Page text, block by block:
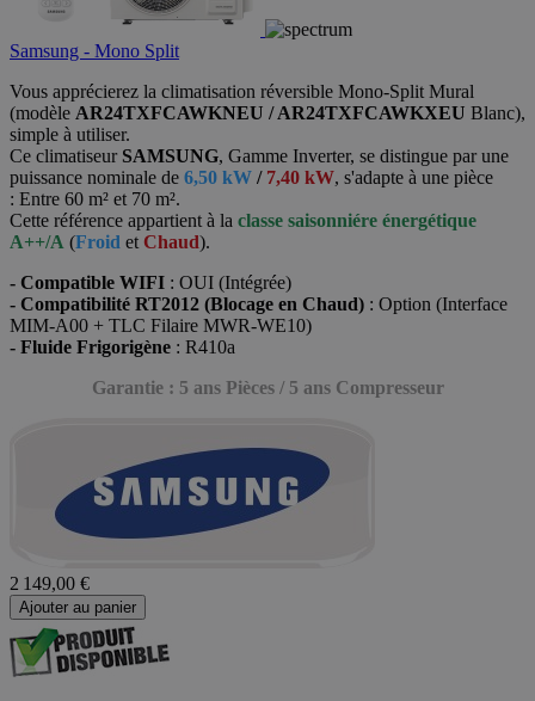
Samsung - Mono Split
Vous apprécierez la climatisation réversible Mono-Split Mural
(modèle AR24TXFCAWKNEU / AR24TXFCAWKXEU Blanc),
simple à utiliser.
Ce climatiseur SAMSUNG, Gamme Inverter, se distingue par une
puissance nominale de 6,50 kW / 7,40 kW, s'adapte à une pièce
: Entre 60 m² et 70 m².
Cette référence appartient à la classe saisonniére énergétique
A++/A (Froid et Chaud).
- Compatible WIFI : OUI (Intégrée)
- Compatibilité RT2012 (Blocage en Chaud) : Option (Interface
MIM-A00 + TLC Filaire MWR-WE10)
- Fluide Frigorigène : R410a
Garantie : 5 ans Pièces / 5 ans Compresseur
2 149,00 €
Ajouter au panier